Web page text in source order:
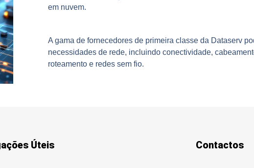
em nuvem.
A gama de fornecedores de primeira classe da Dataserv
necessidades de rede, incluindo conectividade,
roteamento e redes sem fio.
Úteis Contactos